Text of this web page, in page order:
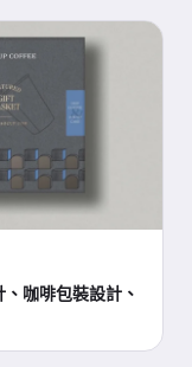
咖啡包裝設計、